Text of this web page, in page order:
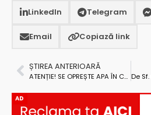
LinkedIn Telegram
Email Copiază link
ȘTIREA ANTERIOARĂ
ATENȚIE! SE OPREȘTE APA ÎN COLIBAȘI!
AD